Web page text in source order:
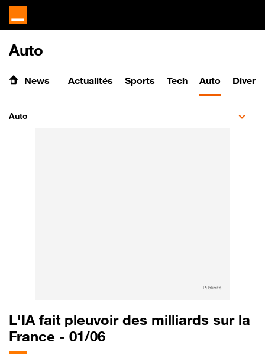
Auto
News Actualités Sports Tech Auto
Auto
Publicité
L'IA fait pleuvoir des milliards sur la
France - 01/06